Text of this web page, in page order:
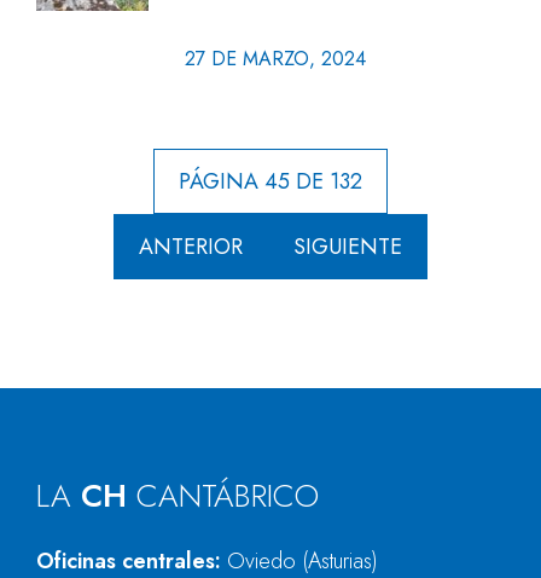
27 DE MARZO, 2024
PÁGINA 45 DE 132
ANTERIOR SIGUIENTE
LA CH CANTÁBRICO
Oficinas centrales: Oviedo (Asturias)